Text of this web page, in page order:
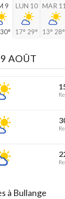
9
30°
LUN 10
17° 29°
MAR
13° 28°
AOÛT
à Bullange